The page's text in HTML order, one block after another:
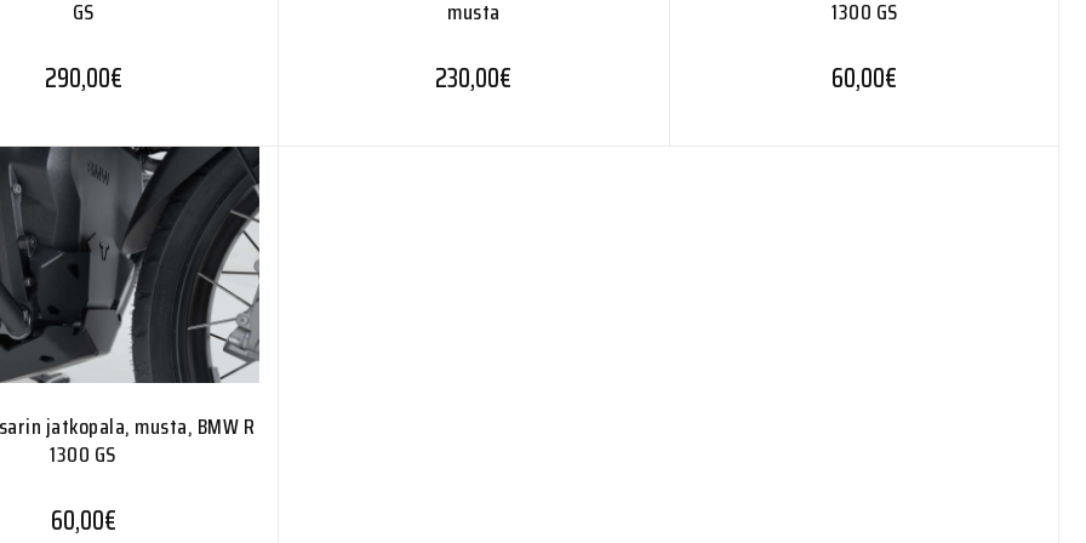
GS
290,00€
musta
230,00€
1300 GS
60,00€
jatkopala, musta, BMW R
1300 GS
60,00€